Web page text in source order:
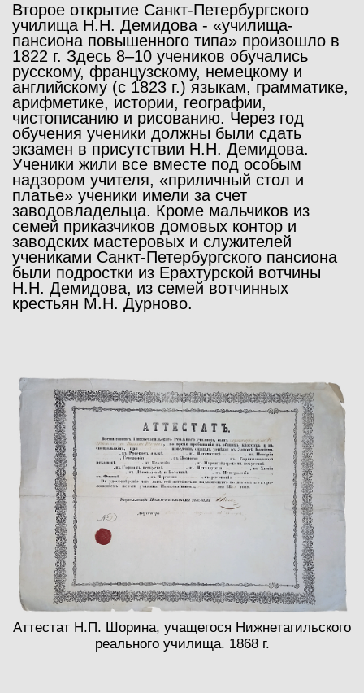
Второе открытие Санкт-Петербургского
училища Н.Н. Демидова - «училища-
пансиона повышенного типа» произошло в
1822 г. Здесь 8–10 учеников обучались
русскому, французскому, немецкому и
английскому (с 1823 г.) языкам, грамматике,
арифметике, истории, географии,
чистописанию и рисованию. Через год
обучения ученики должны были сдать
экзамен в присутствии Н.Н. Демидова.
Ученики жили все вместе под особым
надзором учителя, «приличный стол и
платье» ученики имели за счет
заводовладельца. Кроме мальчиков из
семей приказчиков домовых контор и
заводских мастеровых и служителей
учениками Санкт-Петербургского пансиона
были подростки из Ерахтурской вотчины
Н.Н. Демидова, из семей вотчинных
крестьян М.Н. Дурново.
Аттестат Н.П. Шорина, учащегося Нижнетагильского
реального училища. 1868 г.